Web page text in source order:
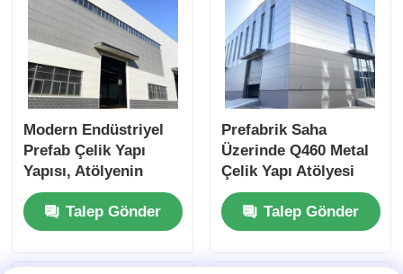
Modern Endüstriyel
Prefab Çelik Yapı
Yapısı, Atölyenin
Üretkenliğini Artırır.
Talep Gönder
Prefabrik Saha
Üzerinde Q460 Metal
Çelik Yapı Atölyesi
Ofis Binaları Ağır
HizmetTalep Gönder